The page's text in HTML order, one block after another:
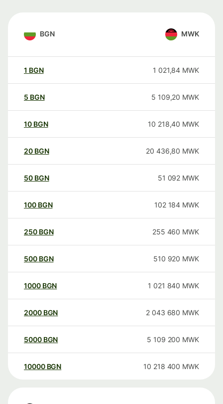
BGN MWK
1 BGN 1 021,84 MWK
5 BGN 5 109,20 MWK
10 BGN 10 218,40 MWK
20 BGN 20 436,80 MWK
50 BGN 51 092 MWK
100 BGN 102 184 MWK
250 BGN 255 460 MWK
500 BGN 510 920 MWK
1000 BGN 1 021 840 MWK
2000 BGN 2 043 680 MWK
5000 BGN 5 109 200 MWK
10000 BGN 10 218 400 MWK